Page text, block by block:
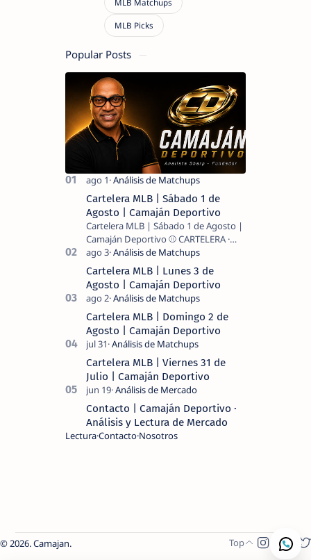
Popular Posts
Cartelera MLB | Sábado 1 de
Agosto | Camaján Deportivo
Cartelera MLB | Sábado 1 de Agosto |
Camaján Deportivo ⚾ CARTELERA ·
Cartelera MLB | Lunes 3 de
Agosto | Camaján Deportivo
Cartelera MLB | Domingo 2 de
Agosto | Camaján Deportivo
Cartelera MLB | Viernes 31 de
Julio | Camaján Deportivo
Contacto | Camaján Deportivo ·
Análisis y Lectura de Mercado
LecturaContacto Nosotros
2026.Camajan.